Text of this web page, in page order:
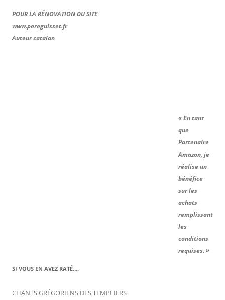
POUR LA RÉNOVATION DU SITE
www.pereguisset.fr
Auteur catalan
« En tant
que
Partenaire
Amazon, je
réalise un
bénéfice
sur les
achats
remplissant
les
conditions
requises. »
SI VOUS EN AVEZ RATÉ….
CHANTS GRÉGORIENS DES TEMPLIERS